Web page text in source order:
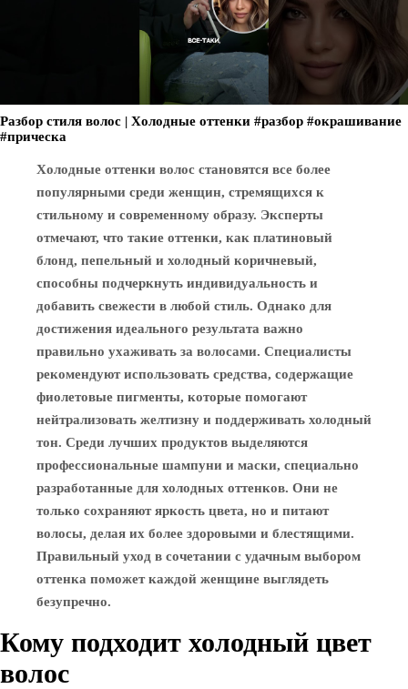
Разбор стиля волос | Холодные оттенки #разбор #окрашивание
#прическа
Холодные оттенки волос становятся все более
популярными среди женщин, стремящихся к
стильному и современному образу. Эксперты
отмечают, что такие оттенки, как платиновый
блонд, пепельный и холодный коричневый,
способны подчеркнуть индивидуальность и
добавить свежести в любой стиль. Однако для
достижения идеального результата важно
правильно ухаживать за волосами. Специалисты
рекомендуют использовать средства, содержащие
фиолетовые пигменты, которые помогают
нейтрализовать желтизну и поддерживать холодный
тон. Среди лучших продуктов выделяются
профессиональные шампуни и маски, специально
разработанные для холодных оттенков. Они не
только сохраняют яркость цвета, но и питают
волосы, делая их более здоровыми и блестящими.
Правильный уход в сочетании с удачным выбором
оттенка поможет каждой женщине выглядеть
безупречно.
Кому подходит холодный цвет
волос